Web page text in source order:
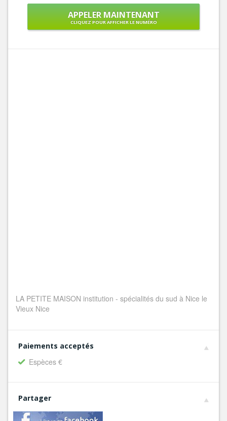
APPELER MAINTENANT
CLIQUEZ POUR AFFICHER LE NUMÉRO
LA PETITE MAISON institution - spécialités du sud à Nice le
Vieux Nice
Paiements acceptés
Espèces €
Partager